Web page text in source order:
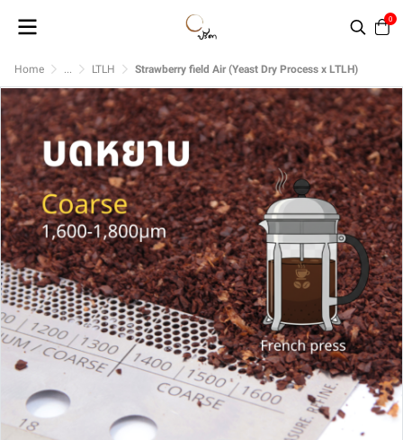
0
Home ... LTLH Strawberry field Air (Yeast Dry Process x LTLH)